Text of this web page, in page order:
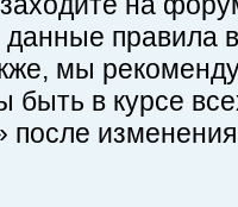
данные правила
мы
быть в курсе
после